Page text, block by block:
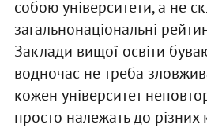
собою університети, а не
загальнонаціональні
Заклади вищої освіти
водночас не треба
кожен університет
просто належать до різних